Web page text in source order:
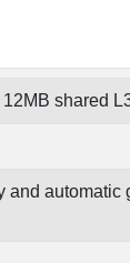
shared
and automatic